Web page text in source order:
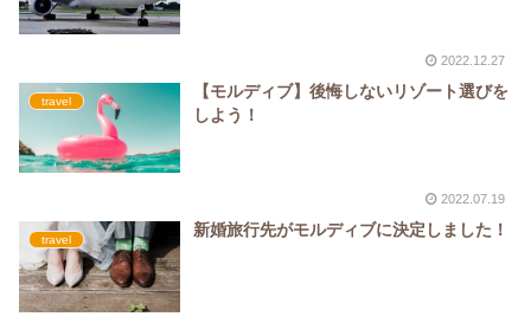
2022.12.27
travel
【モルディブ】後悔しないリゾート選びを
しよう！
2022.07.19
travel
新婚旅行先がモルディブに決定しました！